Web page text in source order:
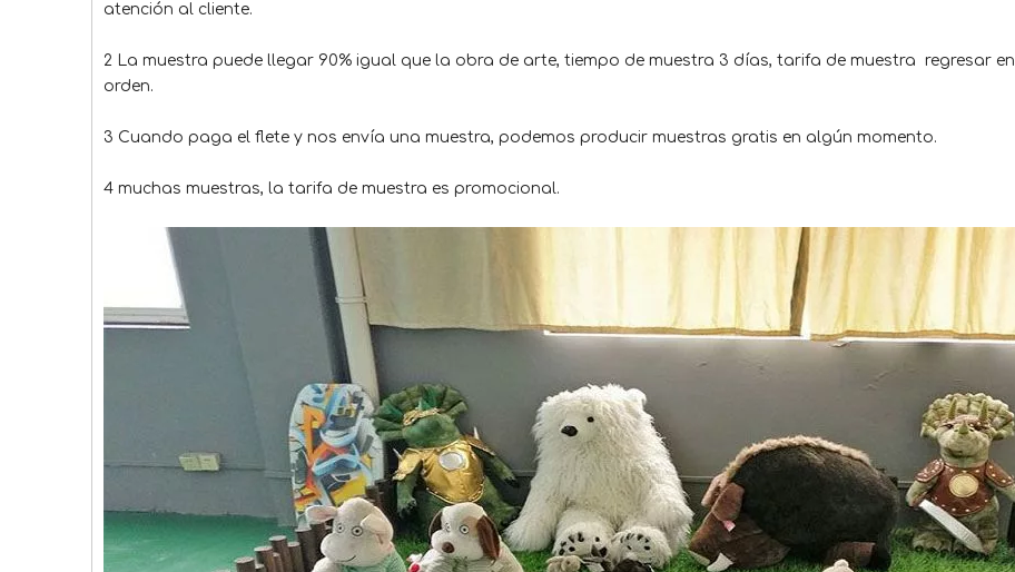
atención al cliente.
2 La muestra puede llegar 90% igual que la obra de arte, tiempo de muestra 3 días, tarifa de muestra regresar en
orden.
3 Cuando paga el flete y nos envía una muestra, podemos producir muestras gratis en algún momento.
4 muchas muestras, la tarifa de muestra es promocional.